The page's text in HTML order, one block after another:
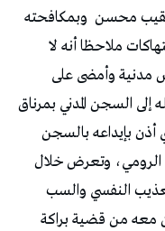
محسن وبمكافحته
ملاحظا أنه لا
مدنية وأمضى على
السجن المدني بمرناق
بإيداعه بالسجن
برج الرومي، وتعرض خلال
النفسي والسب
معه من قضية براكة